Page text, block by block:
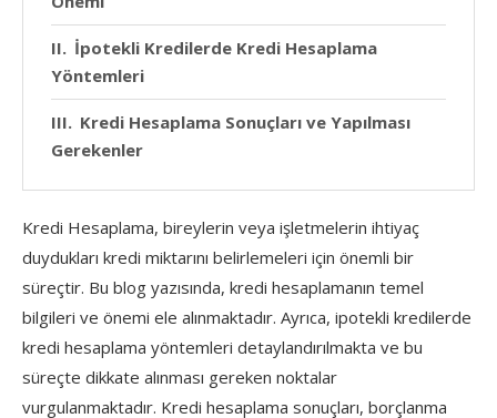
İpotekli Kredilerde Kredi Hesaplama
Yöntemleri
Kredi Hesaplama Sonuçları ve Yapılması
Gerekenler
Kredi Hesaplama, bireylerin veya işletmelerin ihtiyaç
duydukları kredi miktarını belirlemeleri için önemli bir
süreçtir. Bu blog yazısında, kredi hesaplamanın temel
bilgileri ve önemi ele alınmaktadır. Ayrıca, ipotekli kredilerde
kredi hesaplama yöntemleri detaylandırılmakta ve bu
süreçte dikkate alınması gereken noktalar
vurgulanmaktadır. Kredi hesaplama sonuçları, borçlanma